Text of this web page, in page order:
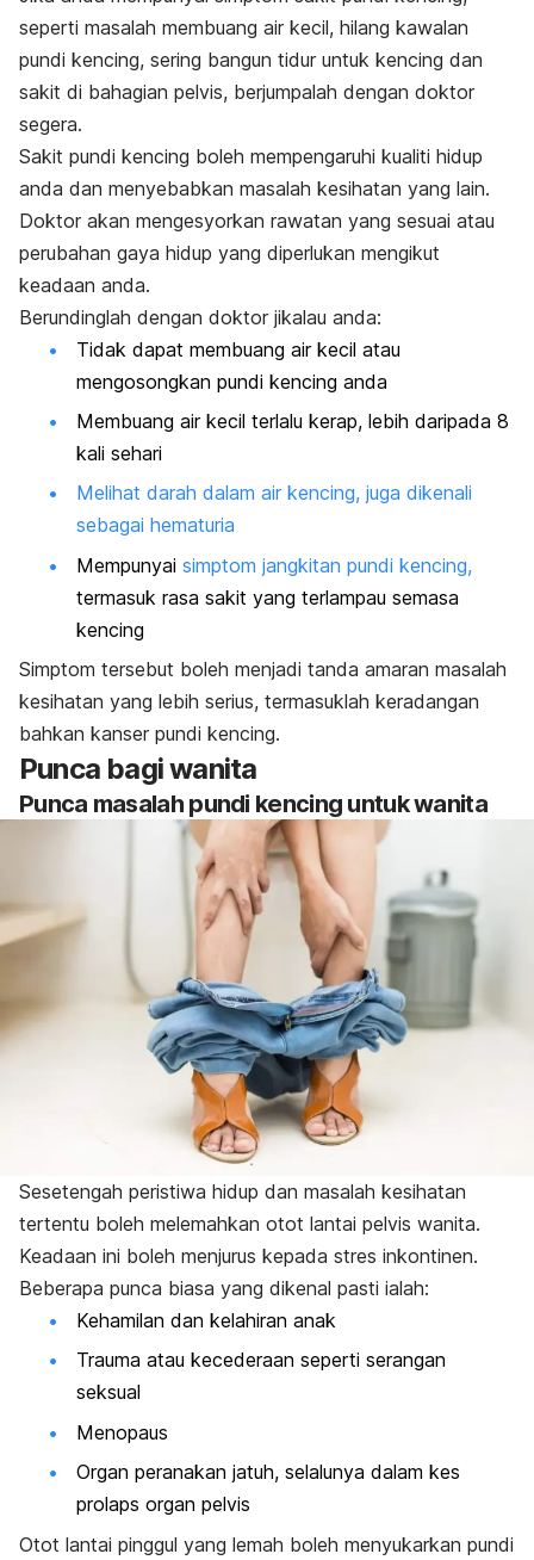
seperti masalah membuang air kecil, hilang kawalan
pundi kencing, sering bangun tidur untuk kencing dan
sakit di bahagian pelvis, berjumpalah dengan doktor
segera.
Sakit pundi kencing boleh mempengaruhi kualiti hidup
anda dan menyebabkan masalah kesihatan yang lain.
Doktor akan mengesyorkan rawatan yang sesuai atau
perubahan gaya hidup yang diperlukan mengikut
keadaan anda.
Berundinglah dengan doktor jikalau anda:
Tidak dapat membuang air kecil atau
mengosongkan pundi kencing anda
Membuang air kecil terlalu kerap, lebih daripada 8
kali sehari
Melihat darah dalam air kencing, juga dikenali
sebagai hematuria
Mempunyai simptom jangkitan pundi kencing,
termasuk rasa sakit yang terlampau semasa
kencing
Simptom tersebut boleh menjadi tanda amaran masalah
kesihatan yang lebih serius, termasuklah keradangan
bahkan kanser pundi kencing.
Punca bagi wanita
Punca masalah pundi kencing untuk wanita
Sesetengah peristiwa hidup dan masalah kesihatan
tertentu boleh melemahkan otot lantai pelvis wanita.
Keadaan ini boleh menjurus kepada stres inkontinen.
Beberapa punca biasa yang dikenal pasti ialah:
Kehamilan dan kelahiran anak
Trauma atau kecederaan seperti serangan
seksual
Menopaus
Organ peranakan jatuh, selalunya dalam kes
prolaps organ pelvis
Otot lantai pinggul yang lemah boleh menyukarkan pundi